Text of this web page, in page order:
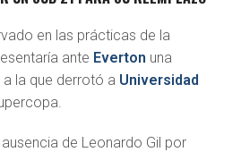
en las prácticas de la
ante Everton una
la que derrotó a Universidad
de Leonardo Gil por